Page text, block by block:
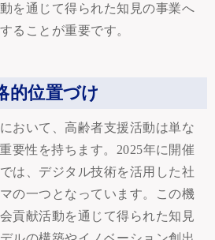
を通じて得られた知見の事業へ
ることが重要です。
的位置づけ
おいて、高齢者支援活動は単な
要性を持ちます。2025年に開催
は、デジタル技術を活用した社
の一つとなっています。この機
貢献活動を通じて得られた知見